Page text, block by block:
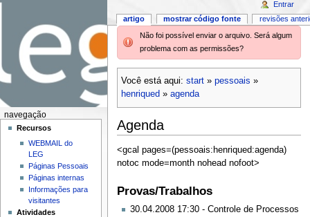
Não foi possível enviar o arquivo. Será algum
problema com as permissões?
Você está aqui: start» pessoais »
henriqued » agenda
Agenda
<gcal pages=(pessoais:henriqued:agenda)
notoc mode=month nohead nofoot>
Provas/Trabalhos
30.04.2008 17:30 - Controle de Processos
artigo mostrar código fonte revisões
Entrar
navegação
Recursos
WEBMAIL do
LEG
Páginas Pessoais
Páginas internas
Informações para
visitantes
Atividades